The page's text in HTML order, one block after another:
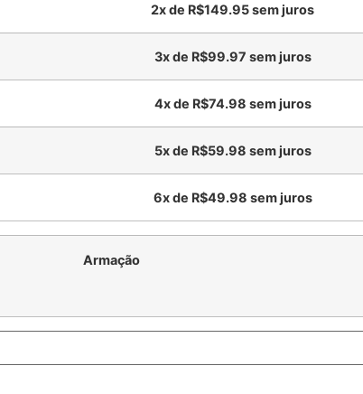
2x de R$149.95sem juros
3x de R$99.97 sem juros
4x de R$74.98 sem juros
5x de R$59.98 sem juros
6x de R$49.98 sem juros
Armação